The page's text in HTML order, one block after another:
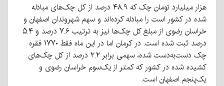
هزار میلیارد تومان چک که ۴۸.۹ درصد از کل چک‌های مبادله
شده در کشور است را مبادله کرده‌اند و سهم شهروندان اصفهان و
خراسان رضوی از مبلغ کل چک‌ها نیز به ترتیب ۷.۶ درصد و ۵.۴
درصد ثبت شده است. در کرمان اما در این ماه فقط ۱۷۷۰ فقره
چک دست‌به‌دست شده، سهمی برابر ۲.۲ درصد از کل چک‌های
کشیده شده در کشور که کمتر از یک‌سوم خراسان رضوی و
یک‌پنجم اصفهان است.